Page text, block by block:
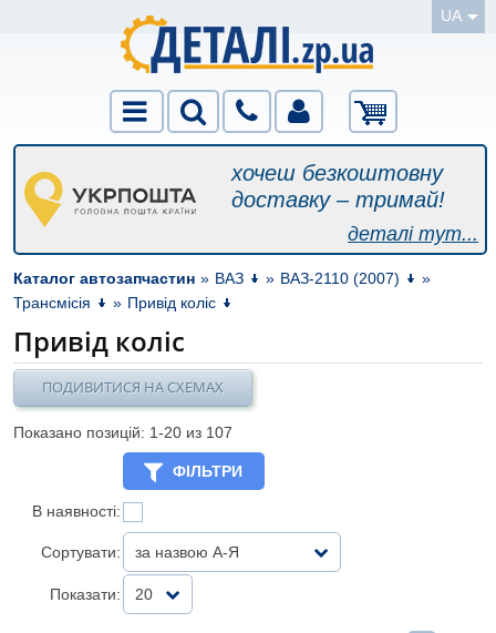
UA
хочеш безкоштовну
доставку – тримай!
деталі тут...
Каталог автозапчастин » ВАЗ » ВАЗ-2110 (2007)
»
Трансмісія
» Привід коліс
Привід коліс
ПОДИВИТИСЯ НА СХЕМАХ
Показано позицій: 1-20 из 107
ФІЛЬТРИ
В наявності:
Сортувати: за назвою А-Я
Показати: 20